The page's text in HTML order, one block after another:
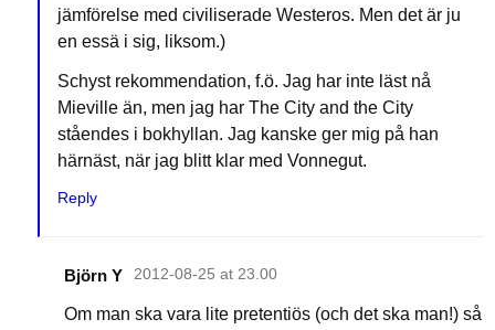
jämförelse med civiliserade Westeros. Men det är ju
en essä i sig, liksom.)
Schyst rekommendation, f.ö. Jag har inte läst nå
Mieville än, men jag har The City and the City
ståendes i bokhyllan. Jag kanske ger mig på han
härnäst, när jag blitt klar med Vonnegut.
Reply
Björn Y 2012-08-25 at 23.00
Om man ska vara lite pretentiös (och det ska man!) så